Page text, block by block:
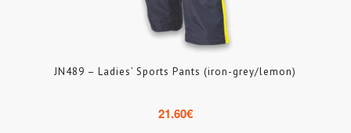
JN489 – Ladies’ Sports Pants (iron-grey/lemon)
21.60€